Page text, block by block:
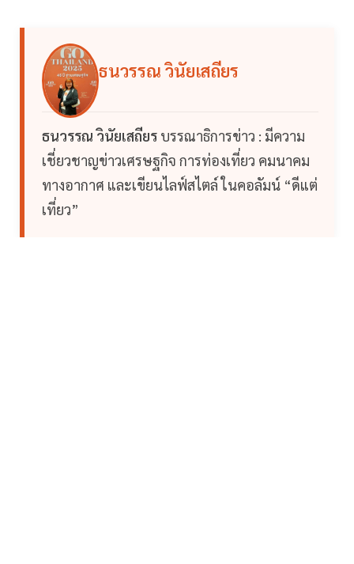
ธนวรรณ วินัยเสถียร
ธนวรรณ วินัยเสถียร บรรณาธิการข่าว : มีความ
เชี่ยวชาญข่าวเศรษฐกิจ การท่องเที่ยว คมนาคม
ทางอากาศ และเขียนไลฟ์สไตล์ ในคอลัมน์ “ดีแต่
เที่ยว”